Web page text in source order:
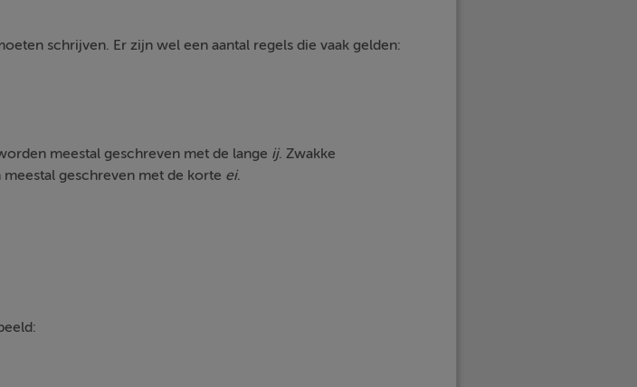
schrijven. Er zijn wel een aantal regels die vaak gelden:
meestal geschreven met de lange ij. Zwakke
geschreven met de korte ei.